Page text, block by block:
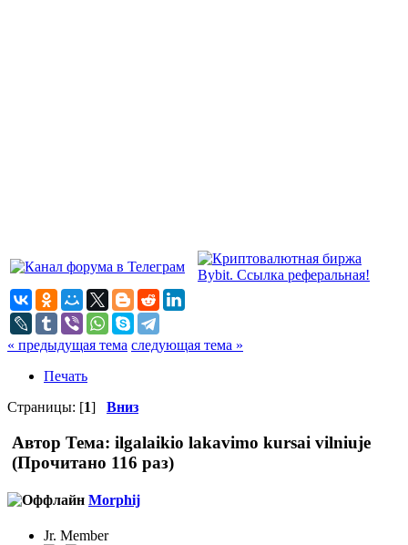
« предыдущая тема следующая тема »
Печать
Страницы: [1] Вниз
Автор Тема: ilgalaikio lakavimo kursai vilniuje
(Прочитано 116 раз)
Morphij
Jr. Member